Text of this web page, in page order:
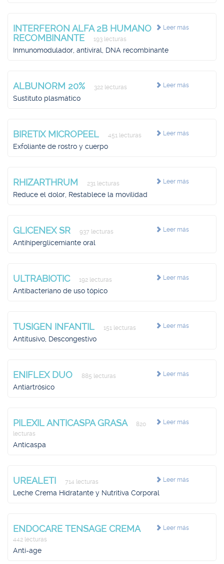
Leer más
INTERFERON ALFA 2B HUMANO
RECOMBINANTE
193 lecturas
Inmunomodulador, antiviral, DNA recombinante
Leer más
ALBUNORM 20% 322 lecturas
Sustituto plasmático
Leer más
BIRETIX MICROPEEL 451 lecturas
Exfoliante de rostro y cuerpo
Leer más
RHIZARTHRUM 231 lecturas
Reduce el dolor, Restablece la movilidad
Leer más
GLICENEX SR 937 lecturas
Antihiperglicemiante oral
Leer más
ULTRABIOTIC 192 lecturas
Antibacteriano de uso tópico
Leer más
TUSIGEN INFANTIL 151 lecturas
Antitusivo, Descongestivo
Leer más
ENIFLEX DUO 885 lecturas
Antiartrósico
Leer más
PILEXIL ANTICASPA GRASA
820
lecturas
Anticaspa
Leer más
UREALETI 714 lecturas
Leche Crema Hidratante y Nutritiva Corporal
Leer más
ENDOCARE TENSAGE CREMA
442 lecturas
Anti-age